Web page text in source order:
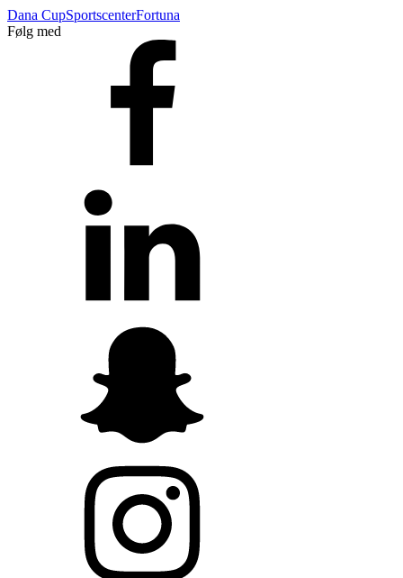
Dana CupSportscenterFortuna
Følg med